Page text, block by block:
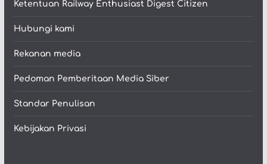
Ketentuan Railway Enthusiast Digest Citizen
Hubungi kami
Rekanan media
Pedoman Pemberitaan Media Siber
Standar Penulisan
Kebijakan Privasi